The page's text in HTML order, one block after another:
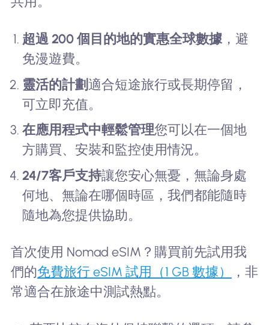
超過 200 個目的地的實惠全球數據 ，避
免漫遊費。
靈活的計劃 適合短途旅行或長期停留，
可立即充值。
在應用程式中輕鬆管理您可以在一個地
方購買、安裝和監控使用情況。
24/7客戶支持讓您安心無憂，無論身處
何地、無論在哪個時區，我們都能隨時
隨地為您提供協助。
首次使用 Nomad eSIM？購買前先試用我
們的免費旅行 eSIM 試用（1 GB 數據）
，非
常適合在旅途中測試熱點。